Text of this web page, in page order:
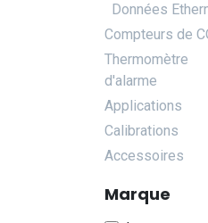
Données
Compteurs de
Thermomètre
d'alarme
Applications
Calibrations
Accessoires
Marque